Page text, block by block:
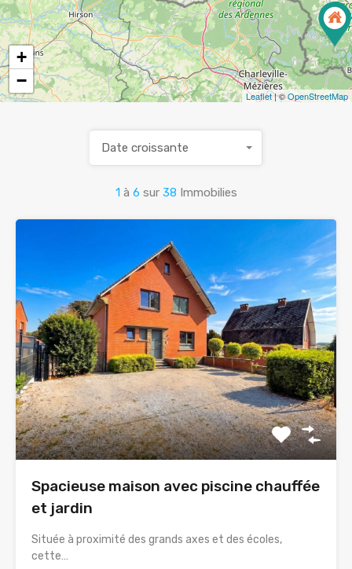
+
−
Leaflet| ©OpenStreetMap
1 à 6 sur 38 Immobilies
Date croissante
Spacieuse maison avec piscine chauffée
et jardin
Située à proximité des grands axes et des écoles,
cette…